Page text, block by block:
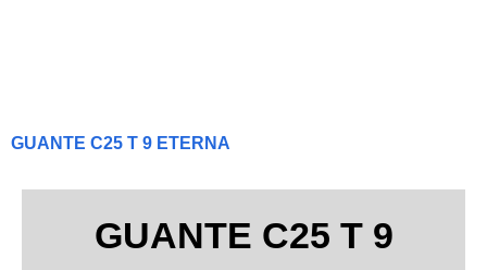
GUANTE C25 T 9 ETERNA
GUANTE C25 T 9